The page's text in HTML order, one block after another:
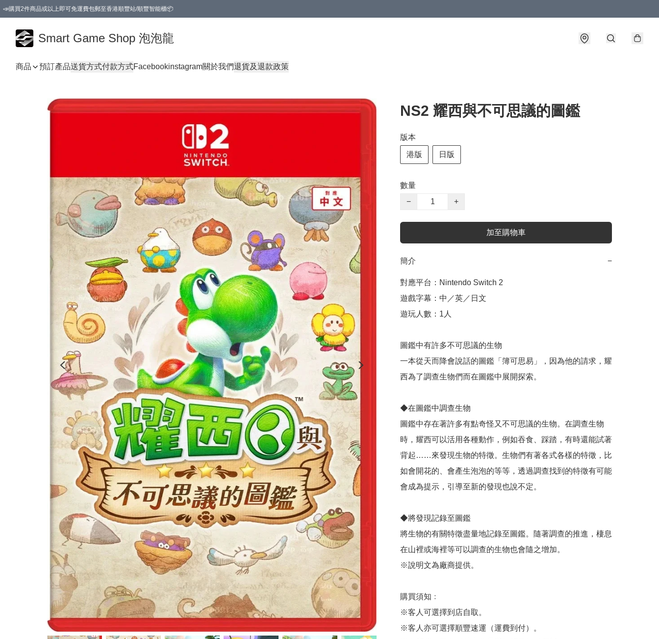
📣購買2件商品或以上即可免運費包郵至香港順豐站/順豐智能櫃📦
Smart Game Shop 泡泡龍
商品 預訂產品送貨方式付款方式Facebookinstagram關於我們退貨及退款政策
NS2 耀西與不可思議的圖鑑
版本
港版 日版
數量
−
+
加至購物車
簡介 −
對應平台：Nintendo Switch 2
遊戲字幕：中／英／日文
遊玩人數：1人
圖鑑中有許多不可思議的生物
一本從天而降會說話的圖鑑「簿可思易」，因為他的請求，耀
西為了調查生物們而在圖鑑中展開探索。
◆在圖鑑中調查生物
圖鑑中存在著許多有點奇怪又不可思議的生物。在調查生物
時，耀西可以活用各種動作，例如吞食、踩踏，有時還能試著
背起……來發現生物的特徵。生物們有著各式各樣的特徵，比
如會開花的、會產生泡泡的等等，透過調查找到的特徵有可能
會成為提示，引導至新的發現也說不定。
◆將發現記錄至圖鑑
將生物的有關特徵盡量地記錄至圖鑑。隨著調查的推進，棲息
在山裡或海裡等可以調查的生物也會隨之增加。
※說明文為廠商提供。
購買須知﹕
※客人可選擇到店自取。
※客人亦可選擇順豐速運（運費到付）。